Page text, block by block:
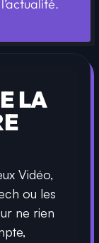
LA
Vidéo,
ou les
ne rien